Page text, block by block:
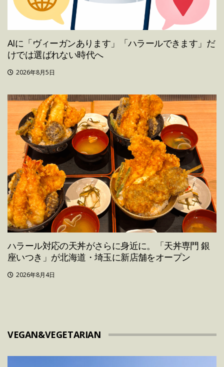
AIに「ヴィーガンあります」「ハラールできます」だ
けでは選ばれない時代へ
2026年8月5日
ハラール対応の天丼がさらに身近に。「天丼専門 銀
座いつき」が北海道・埼玉に新店舗をオープン
2026年8月4日
VEGAN&VEGETARIAN